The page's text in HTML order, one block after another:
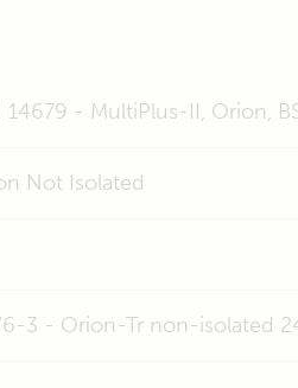
- MultiPlus-II, Orion,
Not Isolated
3 - Orion-Tr non-isolated